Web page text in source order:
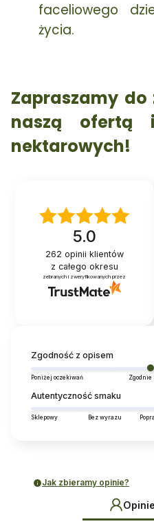
faceliowego
życia.
Zapraszamy do
naszą ofertą
nektarowych!
5.0
262 opinii klientów
z całego okresu
zebranych i zweryfikowanych przez
Zgodność z opisem
Poniżej oczekiwań Zgodnie
Autentyczność smaku
Sklepowy Bez wyrazu
Jak zbieramy opinie?